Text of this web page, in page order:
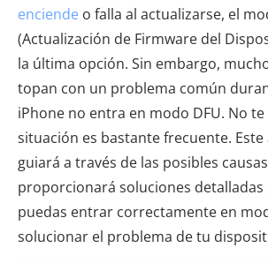
enciende o falla al actualizarse, el
(Actualización de Firmware del
la última opción. Sin embargo,
topan con un problema común
iPhone no entra en modo DFU. No
situación es bastante frecuente.
guiará a través de las posibles
proporcionará soluciones detalladas
puedas entrar correctamente en
solucionar el problema de tu